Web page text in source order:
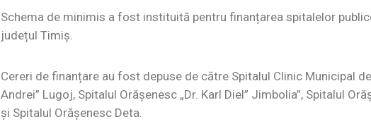
Schema de minimis a fost instituită pentru finanțarea spitalelor
județul Timiș.
Cereri de finanțare au fost depuse de către Spitalul Clinic Municipal
Andrei” Lugoj, Spitalul Orășenesc „Dr. Karl Diel” Jimbolia”, Spitalul
și Spitalul Orășenesc Deta.